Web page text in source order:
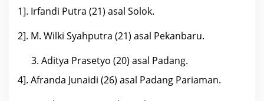
1]. Irfandi Putra (21) asal Solok.
2]. M. Wilki Syahputra (21) asal Pekanbaru.
Aditya Prasetyo (20) asal Padang.
4]. Afranda Junaidi (26) asal Padang Pariaman.